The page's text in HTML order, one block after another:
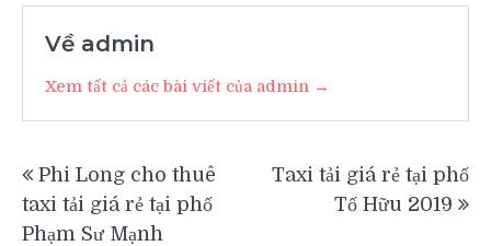
Về admin
Xem tất cả các bài viết của admin →
hướng
bài
Phi Long cho thuê
taxi tải giá rẻ tại phố
Phạm Sư Mạnh
Taxi tải giá rẻ tại phố
Tố Hữu 2019